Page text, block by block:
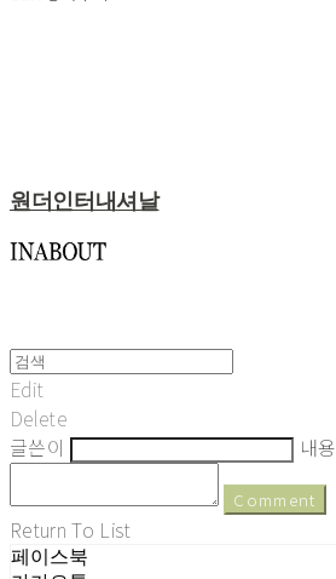
원더인터내셔날
Edit
Delete
글쓴이
내용
Comment
Return To List
페이스북